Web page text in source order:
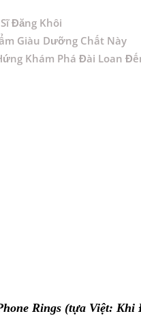
Đăng Khôi
Giàu Dưỡng Chất Này
Khám Phá Đài Loan
Rings (tựa Việt: Khi